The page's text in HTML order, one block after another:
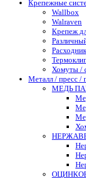
Крепежные
Wallbox
Walraven
Крепеж
Хомуты /
Металл / пресс /
МЕДЬ